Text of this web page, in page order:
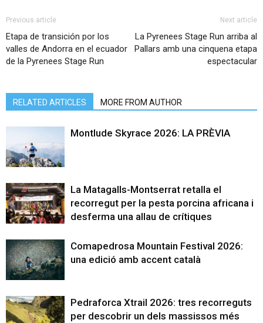
Previous article
Etapa de transición por los
valles de Andorra en el ecuador
de la Pyrenees Stage Run
Next article
La Pyrenees Stage Run arriba al
Pallars amb una cinquena etapa
espectacular
RELATED ARTICLES MORE FROM AUTHOR
Montlude Skyrace 2026: LA PRÈVIA
La Matagalls-Montserrat retalla el
recorregut per la pesta porcina africana i
desferma una allau de crítiques
Comapedrosa Mountain Festival 2026:
una edició amb accent català
Pedraforca Xtrail 2026: tres recorreguts
per descobrir un dels massissos més